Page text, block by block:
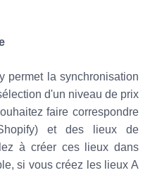
permet la synchronisation
d'un niveau de prix
faire correspondre
et des lieux de
à créer ces lieux dans
si vous créez les lieux A